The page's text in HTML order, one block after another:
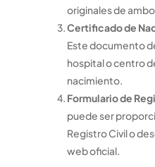
originales de
Certificado de
Este documento
hospital o centro
nacimiento.
Formulario de
puede ser
Registro Civil o
web oficial.